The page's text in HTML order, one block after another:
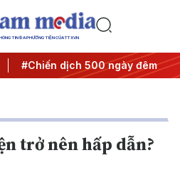
TIN ĐA PHƯƠNG TIỆN CỦA TTXVN
#Chiến dịch 500 ngày đêm
trở nên hấp dẫn?